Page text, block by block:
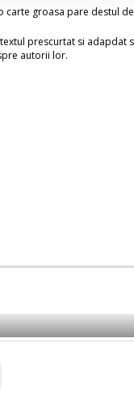
groasa pare destul
prescurtat si adapdat
autorii lor.